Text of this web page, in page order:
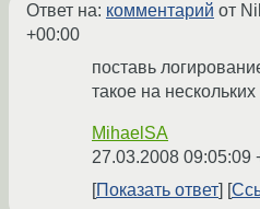
Ответ на: комментарий от
+00:00
поставь
такое на
MihaelSA
27.03.2008 09:05:09
Показать ответ